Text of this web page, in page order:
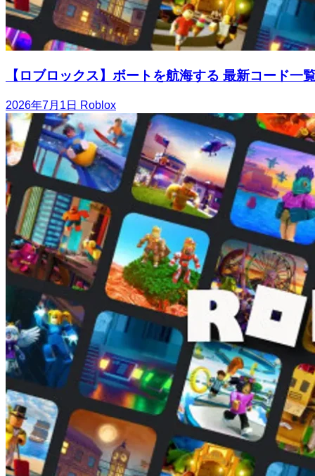
【ロブロックス】ボートを航海する 最新コード一
2026年7月1日 Roblox